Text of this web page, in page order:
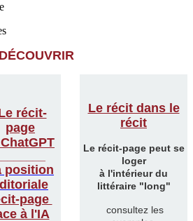
DÉCOUVRIR
récit-
page
position
page
à l'IA
Le récit dans le
récit
Le récit-page peut se
loger
à l'intérieur du
littéraire "long"
consultez les